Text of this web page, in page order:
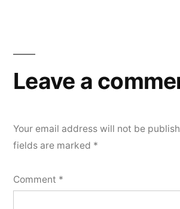
Leave a
Your email address will not be
fields are marked *
Comment *